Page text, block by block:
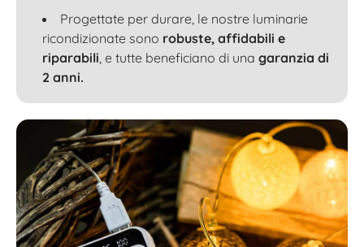
Progettate per durare, le nostre luminarie
ricondizionate sono robuste, affidabili e
riparabili , e tutte beneficiano di una garanzia di
2 anni.